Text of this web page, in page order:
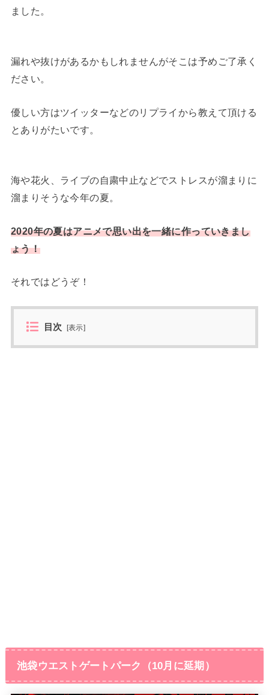
ました。
漏れや抜けがあるかもしれませんがそこは予めご了承く
ださい。
優しい方はツイッターなどのリプライから教えて頂ける
とありがたいです。
海や花火、ライブの自粛中止などでストレスが溜まりに
溜まりそうな今年の夏。
2020年の夏はアニメで思い出を一緒に作っていきまし
ょう！
それではどうぞ！
目次 [表示]
池袋ウエストゲートパーク（10月に延期）